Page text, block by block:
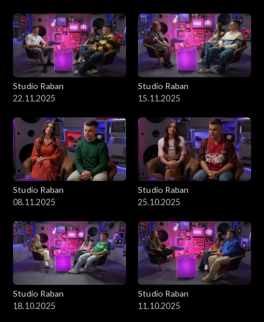
Studio Raban
22.11.2025
Studio Raban
15.11.2025
Studio Raban
08.11.2025
Studio Raban
25.10.2025
Studio Raban
18.10.2025
Studio Raban
11.10.2025